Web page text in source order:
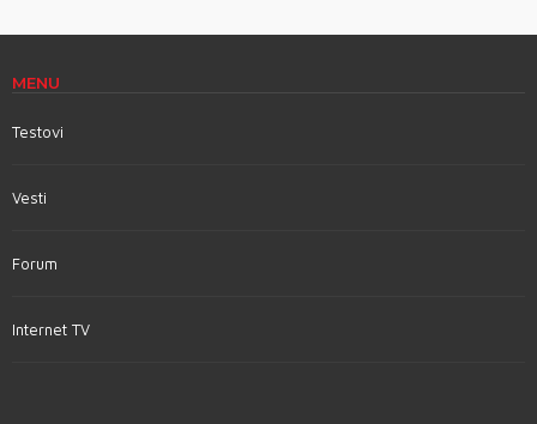
MENU
Testovi
Vesti
Forum
Internet TV